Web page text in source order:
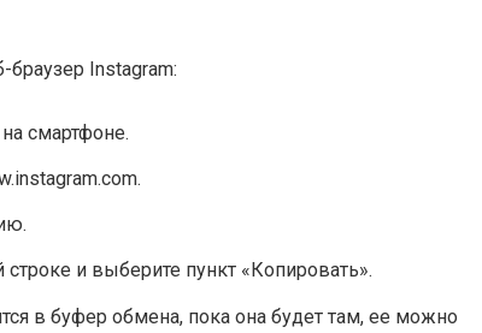
Instagram:
смартфоне.
строке и выберите пункт «Копировать».
в буфер обмена, пока она будет там, ее можно